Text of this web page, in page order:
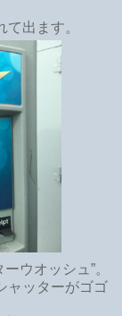
出ます。
ウオッシュ”。
ャッターがゴゴ